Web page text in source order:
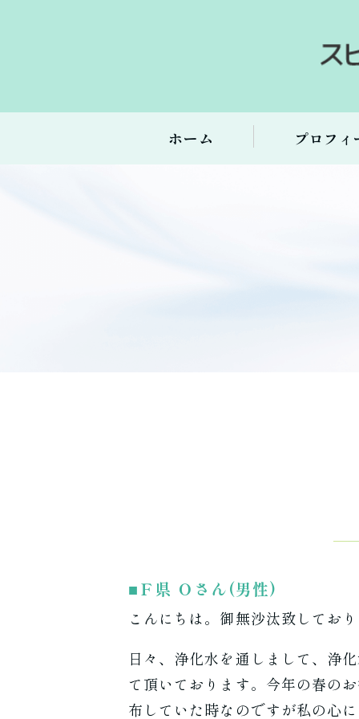
ホーム プロフィ
Ｆ県 Ｏさん(男性)
こんにちは。御無沙汰致してお
日々、浄化水を通しまして、浄
て頂いております。今年の春の
布していた時なのですが私の心